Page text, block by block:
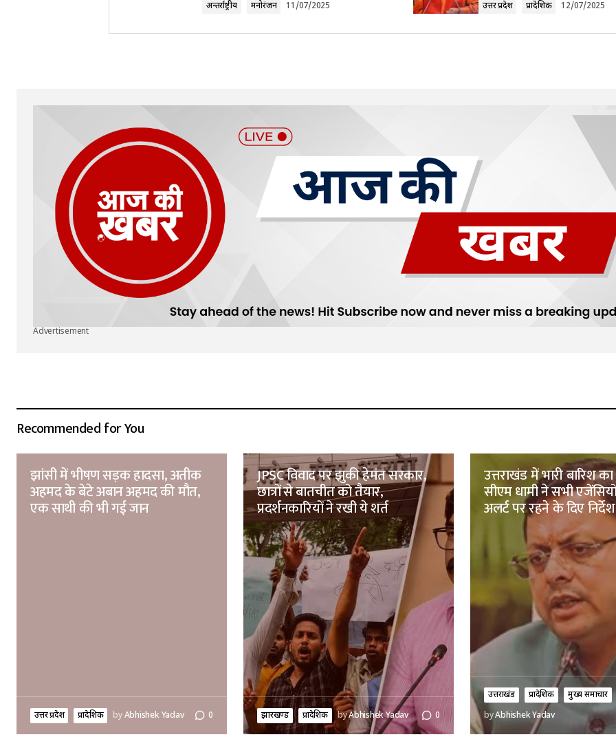
अन्तर्राष्ट्रीय मनोरंजन 11/07/2025 उत्तर प्रदेश प्रादेशिक 12/07/2025
Advertisement
Recommended for You
झांसी में भीषण सड़क हादसा, अतीक
अहमद के बेटे अबान अहमद की मौत,
एक साथी की भी गई जान
उत्तर प्रदेश प्रादेशिक byAbhishek Yadav 0
JPSC विवाद पर झुकी हेमंत सरकार,
छात्रों से बातचीत को तैयार,
प्रदर्शनकारियों ने रखी ये शर्त
झारखण्ड प्रादेशिक byAbhishek Yadav 0
उत्तराखंड में भारी बारिश
सीएम धामी ने सभी
अलर्ट पर रहने के दिए निर्देश
उत्तराखंड प्रादेशिक
मुख्य समाचार
byAbhishek Yadav